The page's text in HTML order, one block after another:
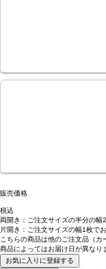
販売価格
税込
両開き： ご注文サイズの半分の幅
片開き： ご注文サイズの幅1枚で
こちらの商品は他のご注文品（カ
商品によってはお届け日が異なり
お気に入りに登録する